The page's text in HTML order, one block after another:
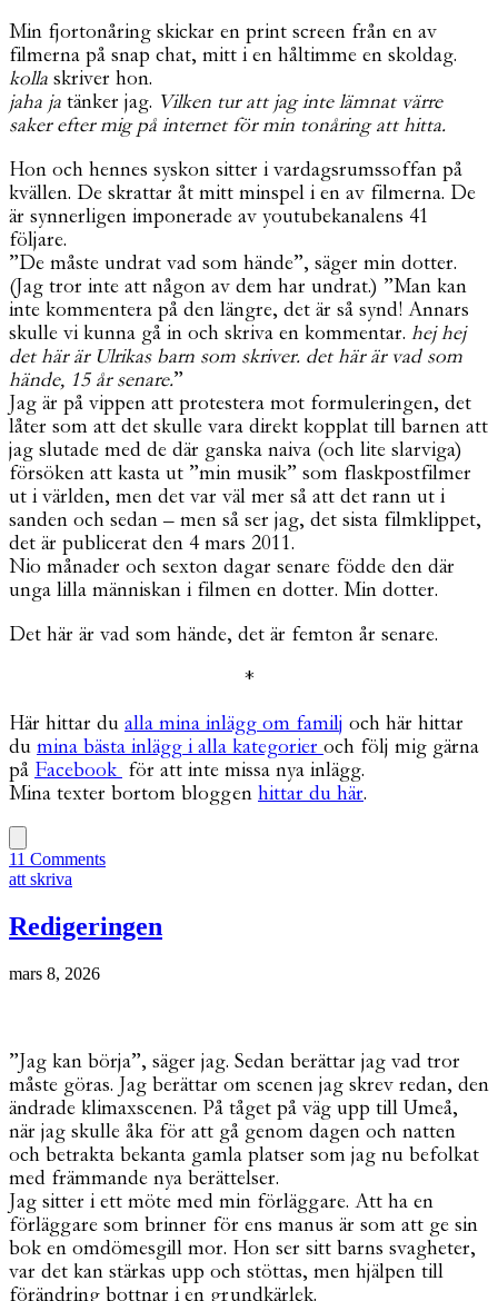
Min fjortonåring skickar en print screen från en av
filmerna på snap chat, mitt i en håltimme en skoldag.
kolla skriver hon.
jaha ja tänker jag. Vilken tur att jag inte lämnat värre
saker efter mig på internet för min tonåring att hitta.
Hon och hennes syskon sitter i vardagsrumssoffan på
kvällen. De skrattar åt mitt minspel i en av filmerna. De
är synnerligen imponerade av youtubekanalens 41
följare.
”De måste undrat vad som hände”, säger min dotter.
(Jag tror inte att någon av dem har undrat.) ”Man kan
inte kommentera på den längre, det är så synd! Annars
skulle vi kunna gå in och skriva en kommentar. hej hej
det här är Ulrikas barn som skriver. det här är vad som
hände, 15 år senare.”
Jag är på vippen att protestera mot formuleringen, det
låter som att det skulle vara direkt kopplat till barnen att
jag slutade med de där ganska naiva (och lite slarviga)
försöken att kasta ut ”min musik” som flaskpostfilmer
ut i världen, men det var väl mer så att det rann ut i
sanden och sedan – men så ser jag, det sista filmklippet,
det är publicerat den 4 mars 2011.
Nio månader och sexton dagar senare födde den där
unga lilla människan i filmen en dotter. Min dotter.
Det här är vad som hände, det är femton år senare.
*
Här hittar du alla mina inlägg om familj och här hittar
du mina bästa inlägg i alla kategorier och följ mig gärna
på Facebook för att inte missa nya inlägg.
Mina texter bortom bloggen hittar du här.
11 Comments
att skriva
Redigeringen
mars 8, 2026
”Jag kan börja”, säger jag. Sedan berättar jag vad tror
måste göras. Jag berättar om scenen jag skrev redan, den
ändrade klimaxscenen. På tåget på väg upp till Umeå,
när jag skulle åka för att gå genom dagen och natten
och betrakta bekanta gamla platser som jag nu befolkat
med främmande nya berättelser.
Jag sitter i ett möte med min förläggare. Att ha en
förläggare som brinner för ens manus är som att ge sin
bok en omdömesgill mor. Hon ser sitt barns svagheter,
var det kan stärkas upp och stöttas, men hjälpen till
förändring bottnar i en grundkärlek.